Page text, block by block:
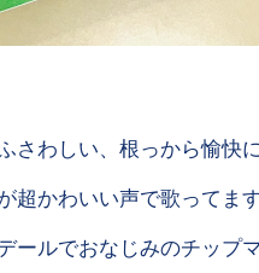
さわしい、根っから愉快
超かわいい声で歌ってま
ールでおなじみのチップ